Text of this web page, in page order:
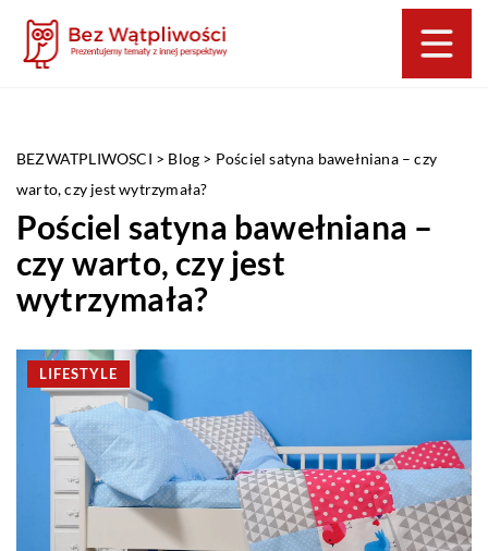
BEZWATPLIWOSCI > Blog > Pościel satyna bawełniana – czy
warto, czy jest wytrzymała?
Pościel satyna bawełniana –
czy warto, czy jest
wytrzymała?
LIFESTYLE